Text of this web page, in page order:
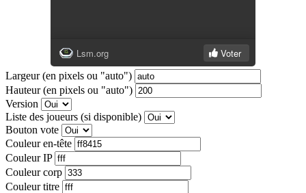
Largeur (en pixels ou "auto")
Hauteur (en pixels ou "auto")
Version
Liste des joueurs (si disponible)
Bouton vote
Couleur en-tête
Couleur IP
Couleur corp
Couleur titre